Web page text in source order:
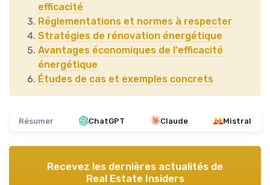
efficacité
Réglementations et normes à respecter
Stratégies de rénovation énergétique
Avantages économiques de l'efficacité
énergétique
Études de cas et exemples concrets
Résumer ChatGPT Claude Mistral
Recevez les dernières actualités de
Real Estate Insiders